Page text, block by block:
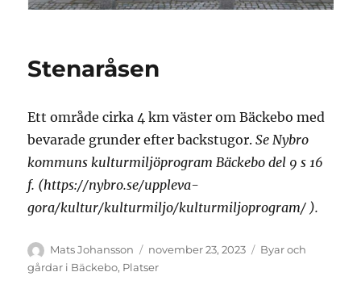
Stenaråsen
Ett område cirka 4 km väster om Bäckebo med
bevarade grunder efter backstugor.Se Nybro
kommuns kulturmiljöprogram Bäckebo del 9 s 16
f. (https://nybro.se/uppleva-
gora/kultur/kulturmiljo/kulturmiljoprogram/ ).
Författare
Mats Johansson
Publicerat
den
november 23, 2023 Kategorier
Byar och
gårdar i Bäckebo, Platser